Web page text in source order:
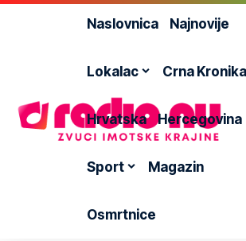
Naslovnica Najnovije
Lokalac Crna Kronika
Hrvatska Hercegovina
Sport Magazin
Osmrtnice